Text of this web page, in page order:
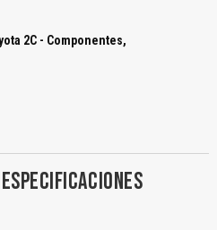
2C - Componentes,